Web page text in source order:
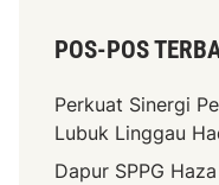
POS-POS
Perkuat Sinergi
Lubuk Linggau
Dapur SPPG